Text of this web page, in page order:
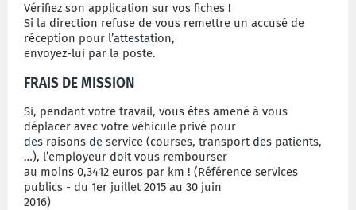
Vérifiez son application sur vos fiches !
Si la direction refuse de vous remettre un accusé de
réception pour l’attestation,
envoyez-lui par la poste.
FRAIS DE MISSION
Si, pendant votre travail, vous êtes amené à vous
déplacer avec votre véhicule privé pour
des raisons de service (courses, transport des patients,
…), l’employeur doit vous rembourser
au moins 0,3412 euros par km ! (Référence services
publics - du 1er juillet 2015 au 30 juin
2016)